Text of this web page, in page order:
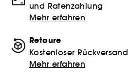
und Ratenzahlung
Mehr erfahren
Retoure
Kostenloser Rückversand
Mehr erfahren